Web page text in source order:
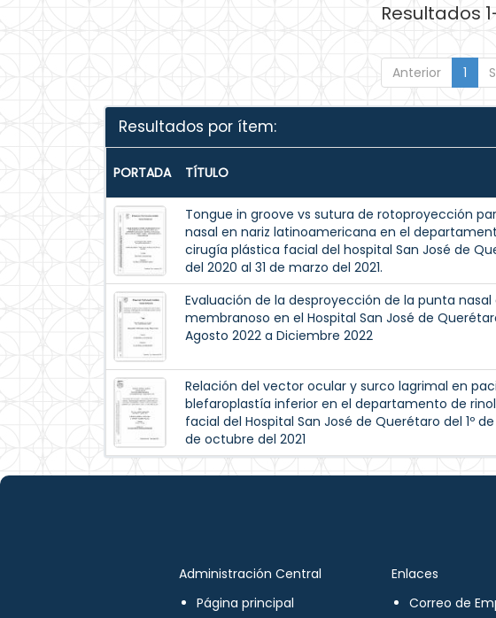
Resultados
Anterior 1
Resultados por ítem:
PORTADA TÍTULO
Tongue in groove vs sutura de rotoproyección
nasal en nariz latinoamericana en el
cirugía plástica facial del hospital San José de
del 2020 al 31 de marzo del 2021.
Evaluación de la desproyección de la punta
membranoso en el Hospital San José de
Agosto 2022 a Diciembre 2022
Relación del vector ocular y surco lagrimal en
blefaroplastía inferior en el departamento de
facial del Hospital San José de Querétaro del 1º
de octubre del 2021
Administración Central
Página principal
Enlaces
Correo de